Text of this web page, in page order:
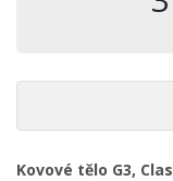
Kovové tělo G3,